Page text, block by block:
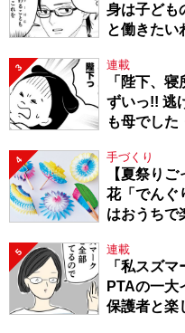
身は子ども
と働きた
3 連載
「陛下、
ずいっ!! 逃
も母でした
4 手づくり
【夏祭り
花「でんぐ
はおうちで
5 連載
「私スズ
PTAの一大
保護者と楽